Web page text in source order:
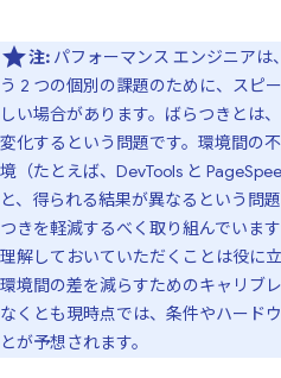
注: パフォーマンス エンジニア
う 2 つの個別の課題のために、スピ
しい場合があります。ばらつきとは
変化するという問題です。環境間の
境（たとえば、DevTools と
と、得られる結果が異なるという問
つきを軽減するべく取り組んでいます
理解しておいていただくことは役に
環境間の差を減らすためのキャリブ
なくとも現時点では、条件やハード
とが予想されます。